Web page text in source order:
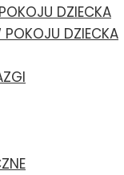
DZIECKA
POKOJU DZIECKA